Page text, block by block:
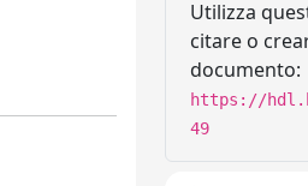
Utilizza
citare o
documento:
https://
49